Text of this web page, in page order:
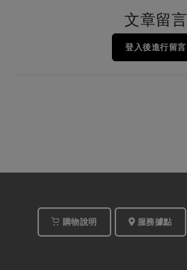
文章留言
登入後進行留言
購物說明 服務據點